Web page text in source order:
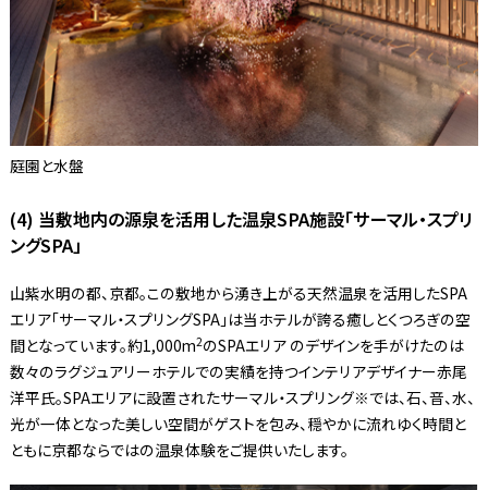
庭園と水盤
(4) 当敷地内の源泉を活用した温泉SPA施設「サーマル・スプリ
ングSPA」
山紫水明の都、京都。この敷地から湧き上がる天然温泉を活用したSPA
エリア「サーマル・スプリングSPA」は当ホテルが誇る癒しとくつろぎの空
間となっています。約1,000m2のSPAエリア のデザインを手がけたのは
数々のラグジュアリーホテルでの実績を持つインテリアデザイナー赤尾
洋平氏。SPAエリアに設置されたサーマル・スプリング※では、石、音、水、
光が一体となった美しい空間がゲストを包み、穏やかに流れゆく時間と
ともに京都ならではの温泉体験をご提供いたします。